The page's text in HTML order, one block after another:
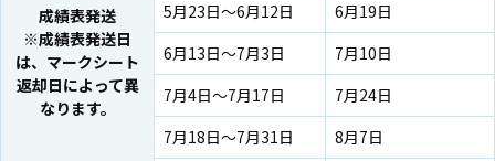
成績表発送
※成績表発送日
は、マークシート
返却日によって異
なります。
5月23日～6月12日
6月19日
6月13日～7月3日
7月10日
7月4日～7月17日
7月24日
7月18日～7月31日
8月7日